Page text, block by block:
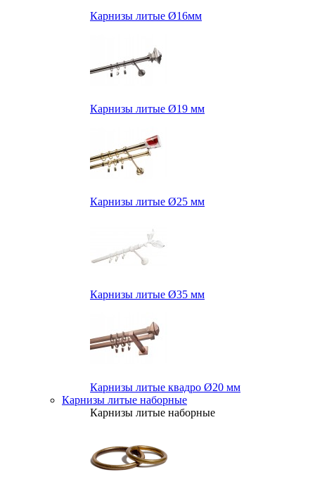
Карнизы литые Ø16мм
Карнизы литые Ø19 мм
Карнизы литые Ø25 мм
Карнизы литые Ø35 мм
Карнизы литые квадро Ø20 мм
Карнизы литые наборные
Карнизы литые наборные